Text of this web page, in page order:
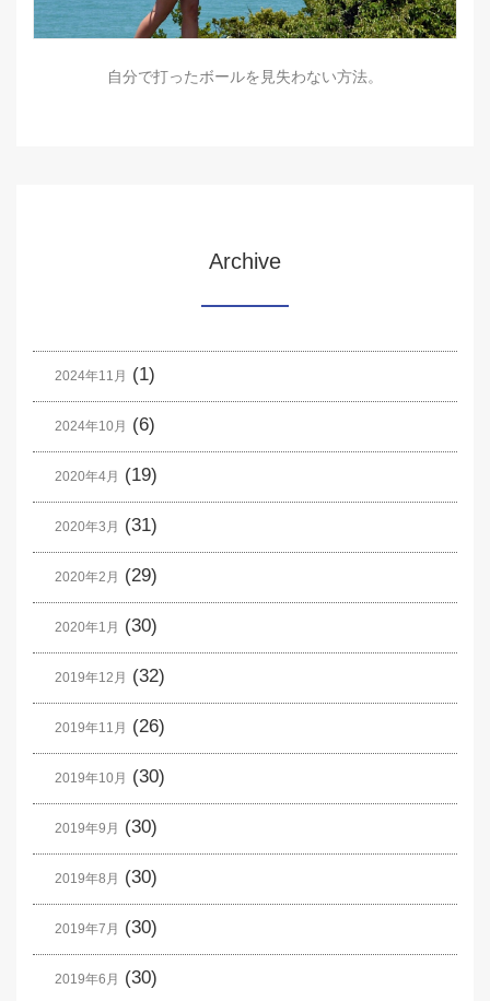
自分で打ったボールを見失わない方法。
Archive
2024年11月 (1)
2024年10月 (6)
2020年4月 (19)
2020年3月 (31)
2020年2月 (29)
2020年1月 (30)
2019年12月 (32)
2019年11月 (26)
2019年10月 (30)
2019年9月 (30)
2019年8月 (30)
2019年7月 (30)
2019年6月 (30)